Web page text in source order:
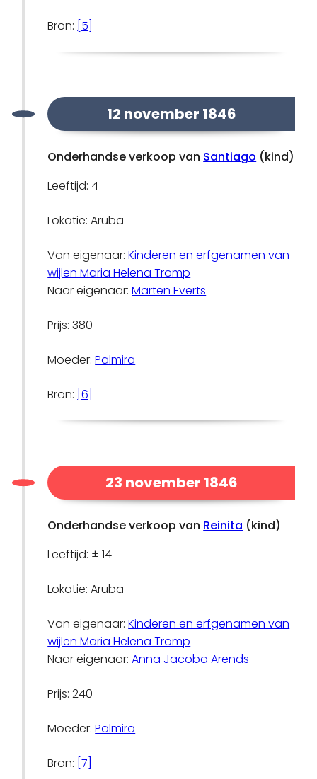
Bron: [5]
12 november 1846
Onderhandse verkoop van Santiago (kind)
Leeftijd: 4
Lokatie: Aruba
Van eigenaar:Kinderen en erfgenamen van
wijlen Maria Helena Tromp
Naar eigenaar:Marten Everts
Prijs: 380
Moeder:Palmira
Bron: [6]
23 november 1846
Onderhandse verkoop van Reinita (kind)
Leeftijd: ± 14
Lokatie: Aruba
Van eigenaar:Kinderen en erfgenamen van
wijlen Maria Helena Tromp
Naar eigenaar:Anna Jacoba Arends
Prijs: 240
Moeder:Palmira
Bron: [7]